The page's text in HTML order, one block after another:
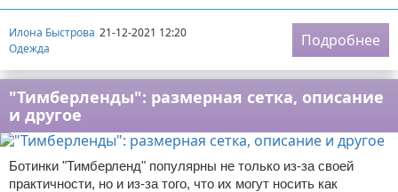
Илона Быстрова 21-12-2021 12:20
Одежда
Подробнее
"Тимберленды": размерная сетка, описание
и другое
Ботинки "Тимберленд" популярны не только из-за своей
практичности, но и из-за того, что их могут носить как